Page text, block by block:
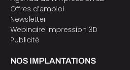
Offres d’emploi
Newsletter
Webinaire impression 3D
Publicité
NOS IMPLANTATIONS